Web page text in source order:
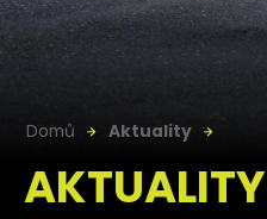
Domů Aktuality
AKTUALITY